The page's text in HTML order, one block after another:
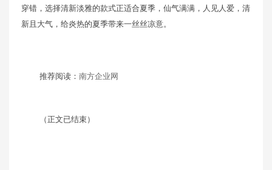
穿错，选择清新淡雅的款式正适合夏季，仙气满满，人见人爱，清
新且大气，给炎热的夏季带来一丝丝凉意。
推荐阅读： 南方企业网
（正文已结束）